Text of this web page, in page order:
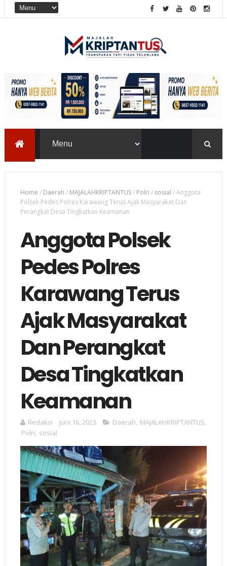
Home / Daerah / MAJALAHKRIPTANTUS/ Polri / sosial /Anggota
Polsek Pedes Polres Karawang Terus Ajak Masyarakat Dan
Perangkat Desa Tingkatkan Keamanan
Anggota Polsek
Pedes Polres
Karawang Terus
Ajak Masyarakat
Dan Perangkat
Desa Tingkatkan
Keamanan
Redaksi Juni 16, 2023 Daerah, MAJALAHKRIPTANTUS,
Polri, sosial